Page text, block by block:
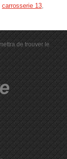
carrosserie 13
de trouver le